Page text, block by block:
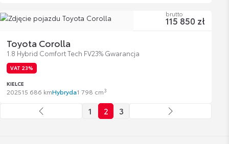
Toyota Corolla
1.8 Hybrid Comfort Tech FV23% Gwarancja
VAT 23%
KIELCE
202515 686 kmHybryda1 798 cm3
brutto
115 850 zł
1 2 3